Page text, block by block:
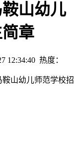
鞍山幼儿
章
12:34:40 热度：
山幼儿师范学校招